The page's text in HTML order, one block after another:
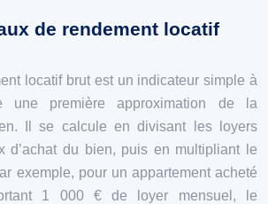
de rendement locatif
locatif brut est un indicateur simple à
une première approximation de la
Il se calcule en divisant les loyers
d’achat du bien, puis en multipliant le
exemple, pour un appartement acheté
1 000 € de loyer mensuel, le